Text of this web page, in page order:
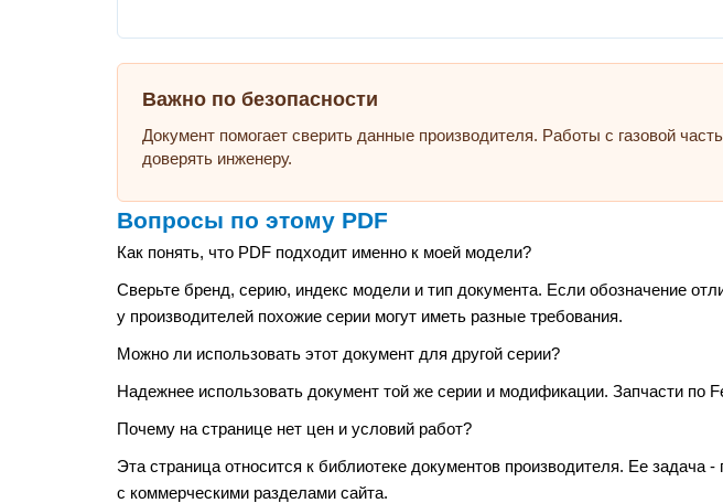
Важно по безопасности
Документ помогает сверить данные производителя. Работы с газовой
доверять инженеру.
Вопросы по этому PDF
Как понять, что PDF подходит именно к моей модели?
Сверьте бренд, серию, индекс модели и тип документа. Если обозначение
у производителей похожие серии могут иметь разные требования.
Можно ли использовать этот документ для другой серии?
Надежнее использовать документ той же серии и модификации. Запчасти по
Почему на странице нет цен и условий работ?
Эта страница относится к библиотеке документов производителя. Ее
с коммерческими разделами сайта.